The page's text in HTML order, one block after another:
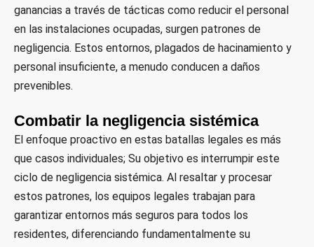
ganancias a través de tácticas como reducir el personal
en las instalaciones ocupadas, surgen patrones de
negligencia. Estos entornos, plagados de hacinamiento y
personal insuficiente, a menudo conducen a daños
prevenibles.
Combatir la negligencia sistémica
El enfoque proactivo en estas batallas legales es más
que casos individuales; Su objetivo es interrumpir este
ciclo de negligencia sistémica. Al resaltar y procesar
estos patrones, los equipos legales trabajan para
garantizar entornos más seguros para todos los
residentes, diferenciando fundamentalmente su